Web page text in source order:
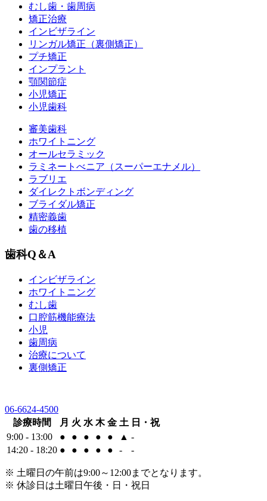
むし歯・歯周病
矯正治療
インビザライン
リンガル矯正（裏側矯正）
プチ矯正
インプラント
顎関節症
小児矯正
小児歯科
審美歯科
ホワイトニング
オールセラミック
ラミネートべニア （スーパーエナメル）
ラブリエ
ダイレクトボンディング
ブライダル矯正
精密義歯
歯の移植
歯科Q＆A
インビザライン
ホワイトニング
むし歯
口腔筋機能療法
小児
歯周病
治療について
裏側矯正
06-6624-4500
診療時間
月 火 水 木 金 土 日・祝
9:00 - 13:00
● ● ● ● ● ▲ -
14:20 - 18:20 ● ● ● ● ● - -
※ 土曜日の午前は9:00～12:00までとなります。
※ 休診日は土曜日午後・日・祝日